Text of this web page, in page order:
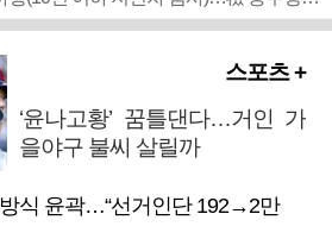
스포츠 +
‘윤나고황’ 꿈틀댄다…거인 가
을야구 불씨 살릴까
식 윤곽…“선거인단 192→2만